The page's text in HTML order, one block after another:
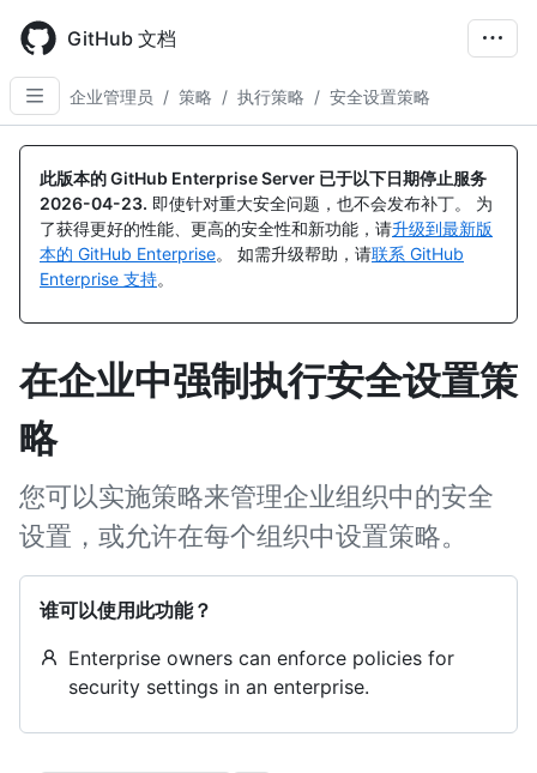
main
content
GitHub 文档
企业管理员 / 策略 / 执行策略 / 安全设置策略
此版本的 GitHub Enterprise Server 已于以下日期停止服务
2026-04-23. 即使针对重大安全问题，也不会发布补丁。 为
了获得更好的性能、更高的安全性和新功能，请升级到最新版
本的 GitHub Enterprise。 如需升级帮助，请联系 GitHub
Enterprise 支持。
在企业中强制执行安全设置策
略
您可以实施策略来管理企业组织中的安全
设置，或允许在每个组织中设置策略。
谁可以使用此功能？
Enterprise owners can enforce policies for
security settings in an enterprise.